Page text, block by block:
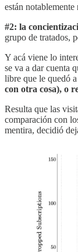
están
#2: la
grupo de tratados,
Y acá viene lo
se va a dar cuenta
libre que le quedó
con otra cosa), o
Resulta que las
comparación con
mentira, decidió